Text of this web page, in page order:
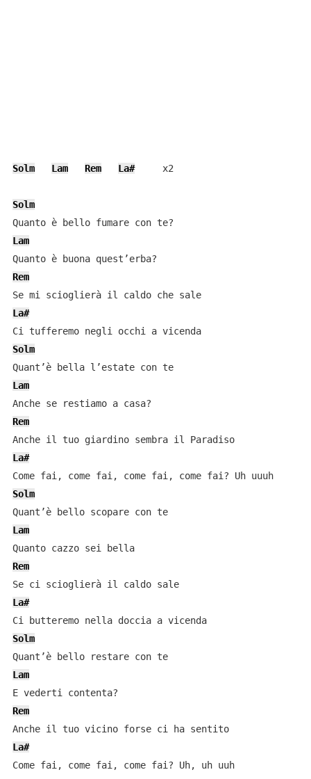
Solm Lam Rem La#
     x2
Solm
Lam
Rem
Se mi scioglierà il caldo che sale
La#
Ci tufferemo negli occhi a vicenda
Solm
Quant’è bella l’estate con te
Lam
Rem
Anche il tuo giardino sembra il Paradiso
La#
Come fai, come fai, come fai, come fai? Uh uuuh
Solm
Quant’è bello scopare con te
Lam
Quanto cazzo sei bella
Rem
Se ci scioglierà il caldo sale
La#
Ci butteremo nella doccia a vicenda
Solm
Quant’è bello restare con te
Lam
Rem
Anche il tuo vicino forse ci ha sentito
La#
Come fai, come fai, come fai? Uh, uh uuh